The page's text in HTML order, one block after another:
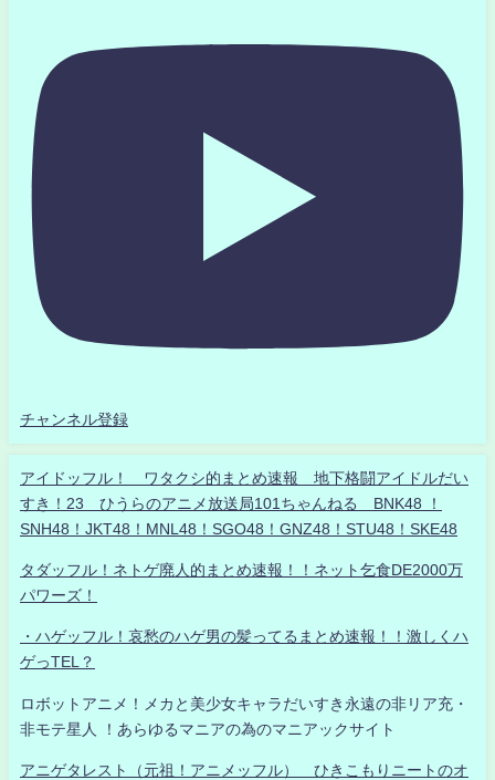
チャンネル登録
アイドッフル！ ワタクシ的まとめ速報 地下格闘アイドルだい
すき！23 ひうらのアニメ放送局101ちゃんねる BNK48 ！
SNH48！JKT48！MNL48！SGO48！GNZ48！STU48！SKE48
タダッフル！ネトゲ廃人的まとめ速報！！ネット乞食DE2000万
パワーズ！
・ハゲッフル！哀愁のハゲ男の髪ってるまとめ速報！！激しくハ
ゲっTEL？
ロボットアニメ！メカと美少女キャラだいすき永遠の非リア充・
非モテ星人 ！あらゆるマニアの為のマニアックサイト
アニゲタレスト（元祖！アニメッフル） ひきこもりニートのオ